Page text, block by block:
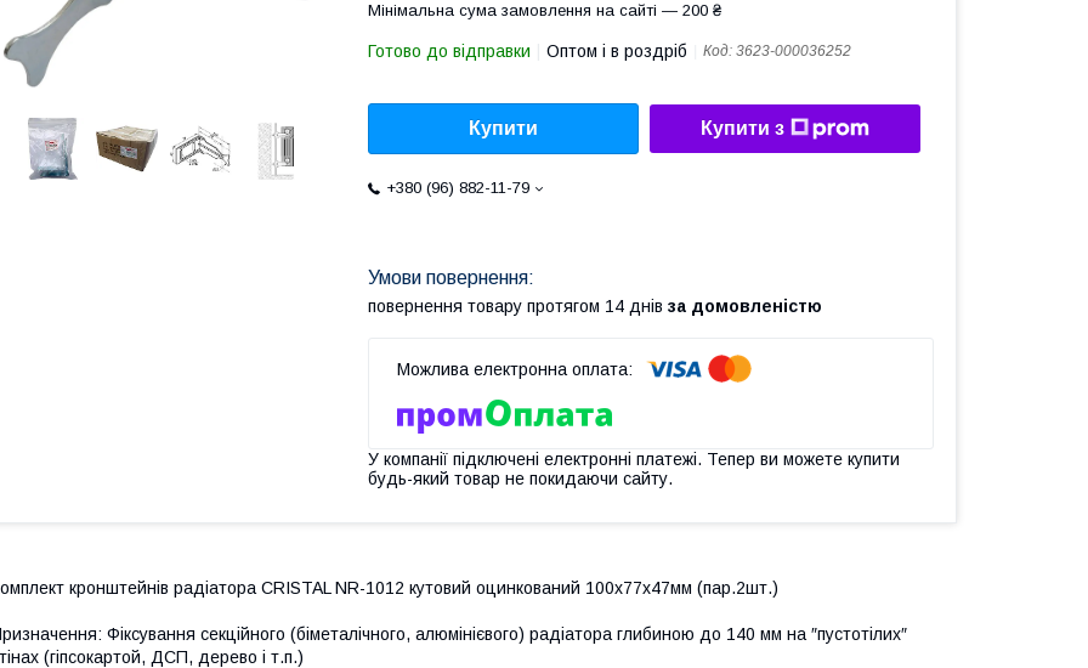
Мінімальна сума замовлення на сайті — 200 ₴
Готово до відправки Оптом і в роздріб Код: 3623-000036252
Купити Купити з
+380 (96) 882-11-79
повернення товару протягом 14 днів за домовленістю
У компанії підключені електронні платежі. Тепер ви можете купити
будь-який товар не покидаючи сайту.
кронштейнів радіатора CRISTAL NR-1012 кутовий оцинкований 100x77x47мм (пар.2шт.)
Фіксування секційного (біметалічного, алюмінієвого) радіатора глибиною до 140 мм на ″пустотілих″
(гіпсокартой, ДСП, дерево і т.п.)